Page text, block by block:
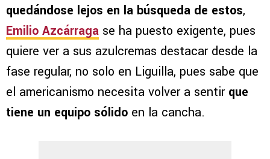
quedándose lejos en la búsqueda de estos,
Emilio Azcárraga se ha puesto exigente, pues
quiere ver a sus azulcremas destacar desde la
fase regular, no solo en Liguilla, pues sabe que
el americanismo necesita volver a sentir que
tiene un equipo sólido en la cancha.